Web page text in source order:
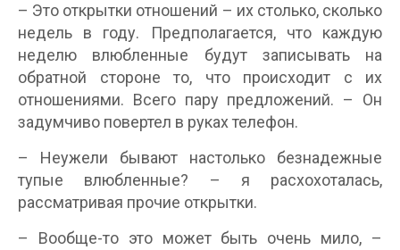
– Это открытки отношений – их столько, сколько
недель в году. Предполагается, что каждую
неделю влюбленные будут записывать на
обратной стороне то, что происходит с их
отношениями. Всего пару предложений. – Он
задумчиво повертел в руках телефон.
– Неужели бывают настолько безнадежные
тупые влюбленные? – я расхохоталась,
рассматривая прочие открытки.
– Вообще-то это может быть очень мило, –